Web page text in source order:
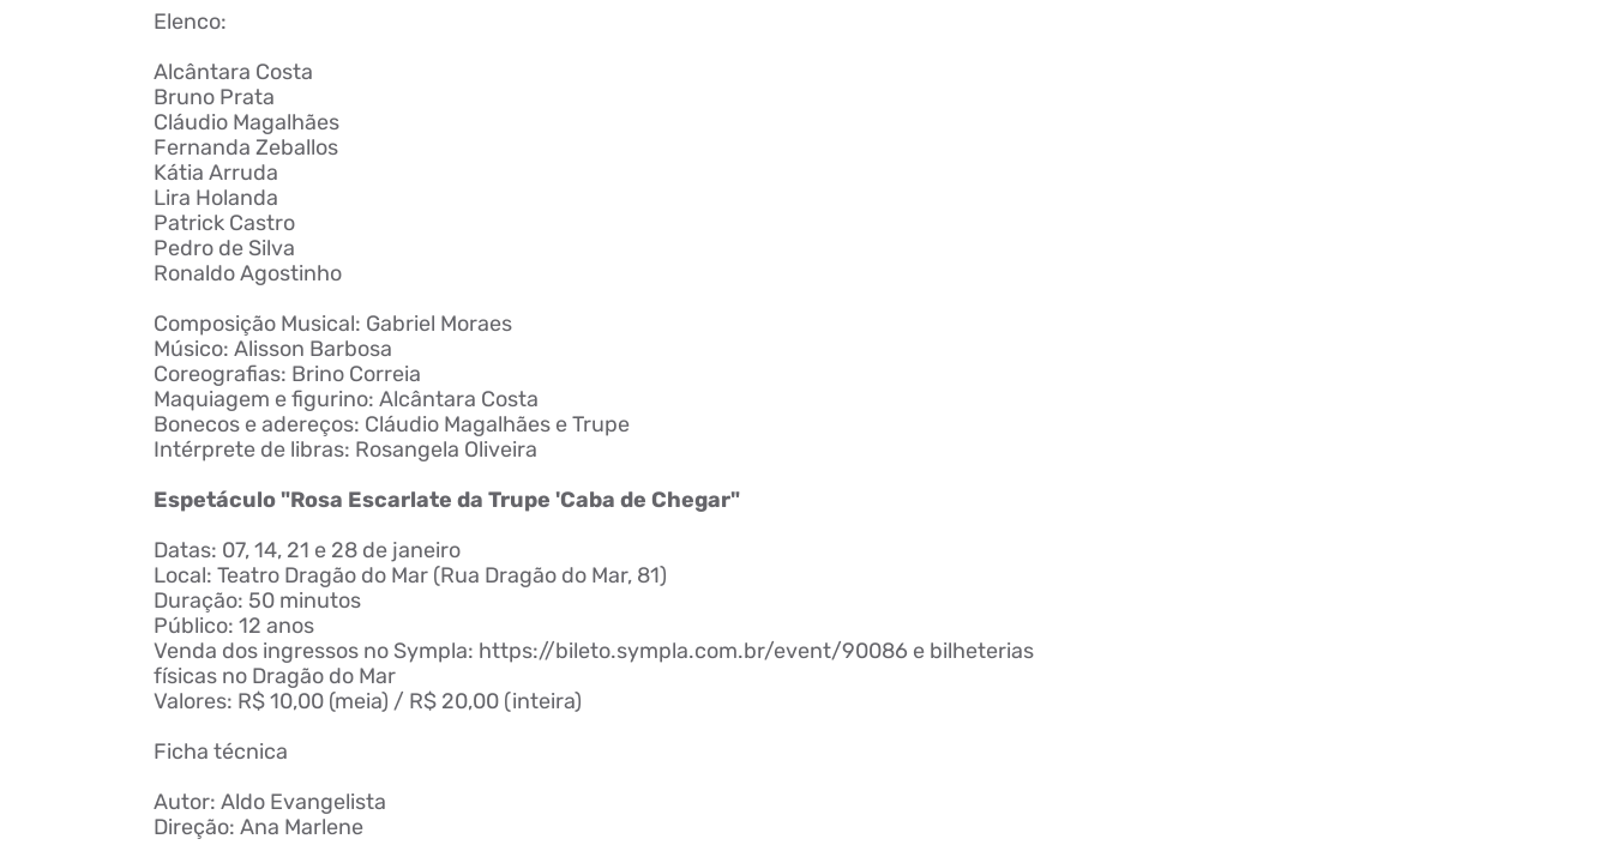
Elenco:
Alcântara Costa
Bruno Prata
Cláudio Magalhães
Fernanda Zeballos
Kátia Arruda
Lira Holanda
Patrick Castro
Pedro de Silva
Ronaldo Agostinho
Composição Musical: Gabriel Moraes
Músico: Alisson Barbosa
Coreografias: BrinoCorreia
Maquiagem e figurino: Alcântara Costa
Bonecos e adereços: Cláudio Magalhães e Trupe
Intérprete de libras: Rosangela Oliveira
Espetáculo "Rosa Escarlate da Trupe 'Caba de Chegar"
Datas: 07, 14, 21 e 28 de janeiro
Local: Teatro Dragão do Mar (Rua Dragão do Mar, 81)
Duração: 50 minutos
Público: 12 anos
Venda dos ingressos no Sympla: https://bileto.sympla.com.br/event/90086 e bilheterias
físicas no Dragão do Mar
Valores: R$ 10,00 (meia) / R$ 20,00 (inteira)
Ficha técnica
Autor: Aldo Evangelista
Direção: Ana Marlene